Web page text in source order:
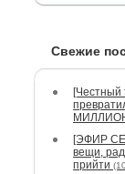
Свежие
[Честный
[ЭФИР
вещи,
прийти